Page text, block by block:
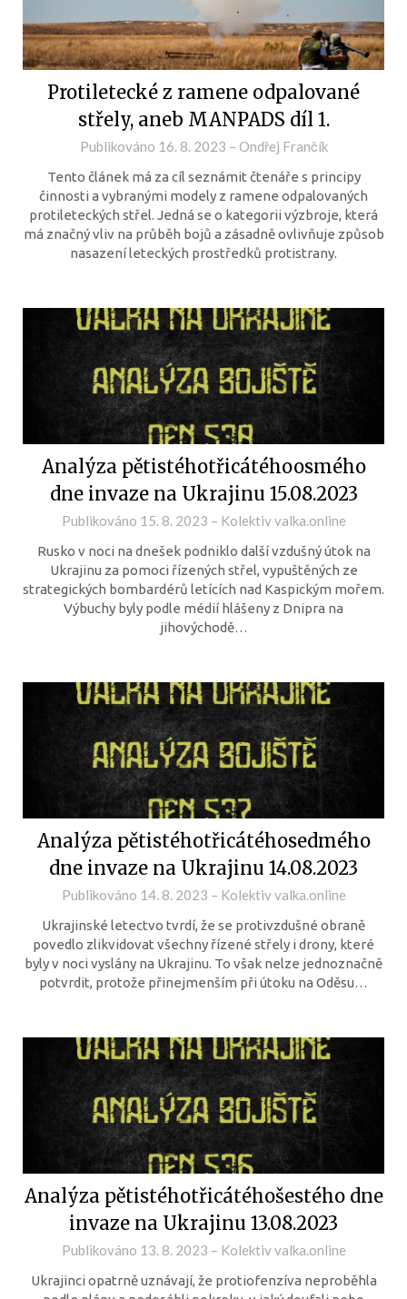
Protiletecké z ramene odpalované
střely, aneb MANPADS díl 1.
Publikováno 16. 8. 2023 – Ondřej Frančík
Tento článek má za cíl seznámit čtenáře s principy
činnosti a vybranými modely z ramene odpalovaných
protileteckých střel. Jedná se o kategorii výzbroje, která
má značný vliv na průběh bojů a zásadně ovlivňuje způsob
nasazení leteckých prostředků protistrany.
Analýza pětistéhotřicátéhoosmého
dne invaze na Ukrajinu 15.08.2023
Publikováno 15. 8. 2023 – Kolektiv valka.online
Rusko v noci na dnešek podniklo další vzdušný útok na
Ukrajinu za pomoci řízených střel, vypuštěných ze
strategických bombardérů letících nad Kaspickým mořem.
Výbuchy byly podle médií hlášeny z Dnipra na
jihovýchodě…
Analýza pětistéhotřicátéhosedmého
dne invaze na Ukrajinu 14.08.2023
Publikováno 14. 8. 2023 – Kolektiv valka.online
Ukrajinské letectvo tvrdí, že se protivzdušné obraně
povedlo zlikvidovat všechny řízené střely i drony, které
byly v noci vyslány na Ukrajinu. To však nelze jednoznačně
potvrdit, protože přinejmenším při útoku na Oděsu…
Analýza pětistéhotřicátéhošestého dne
invaze na Ukrajinu 13.08.2023
Publikováno 13. 8. 2023 – Kolektiv valka.online
Ukrajinci opatrně uznávají, že protiofenzíva neproběhla